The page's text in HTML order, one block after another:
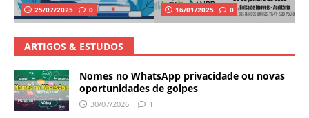
25/07/2025 0 16/01/2025 0
ARTIGOS & ESTUDOS
Nomes no WhatsApp privacidade ou novas
oportunidades de golpes
30/07/2026 1